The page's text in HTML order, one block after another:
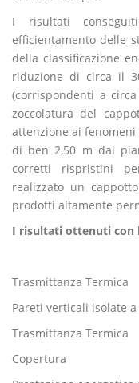
I risultati
efficientamento delle
della classificazione
riduzione di circa il
(corrispondenti a
zoccolatura del
attenzione ai
di ben 2,50 m dal
corretti rispristini
realizzato un
prodotti altamente
I risultati ottenuti con
Trasmittanza Termica
Pareti verticali isolate
Trasmittanza Termica
Copertura